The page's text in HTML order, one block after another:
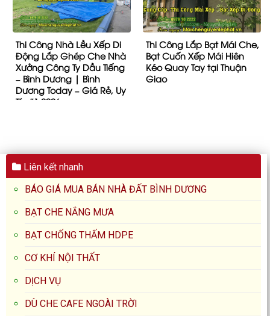
Thi Công Nhà Lều Xếp Di
Động Lắp Ghép Che Nhà
Xưởng Công Ty Dầu Tiếng
– Bình Dương | Bình
Dương Today – Giá Rẻ, Uy
Tín #1 2026
Thi Công Lắp Bạt Mái Che,
Bạt Cuốn Xếp Mái Hiên
Kéo Quay Tay tại Thuận
Giao
Liên kết nhanh
BÁO GIÁ MUA BÁN NHÀ ĐẤT BÌNH DƯƠNG
BẠT CHE NẮNG MƯA
BẠT CHỐNG THẤM HDPE
CƠ KHÍ NỘI THẤT
DỊCH VỤ
DÙ CHE CAFE NGOÀI TRỜI